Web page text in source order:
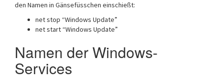
den Namen in Gänsefüsschen einschießt:
net stop “Windows Update”
net start “Windows Update”
Namen der Windows-
Services